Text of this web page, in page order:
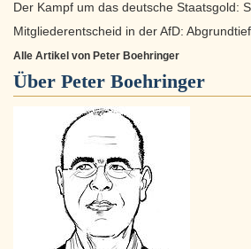
Der Kampf um das deutsche Staatsgold:
Mitgliederentscheid in der AfD:
Alle Artikel von Peter Boehringer
Über Peter Boehringer